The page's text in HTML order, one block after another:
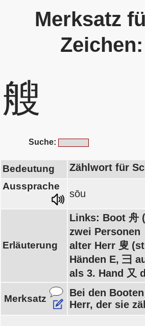
Merksatz
艘
Suche:
Bedeutung Zählwort für
Aussprache
sōu
Erläuterung
Links: Boot 舟
zwei Personen
alter Herr 叟
Händen E, 彐
als 3. Hand 又
Merksatz
Bei den
Herr, der sie